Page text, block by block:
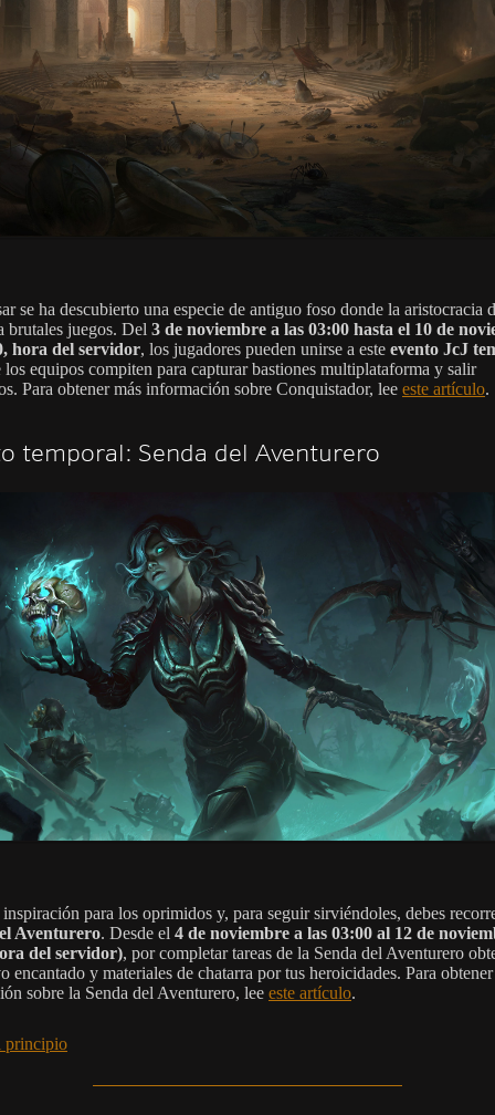
se ha descubierto una especie de antiguo foso donde la aristocracia
brutales juegos. Del 3 de noviembre a las 03:00 hasta el 10 de
hora del servidor, los jugadores pueden unirse a este evento JcJ
los equipos compiten para capturar bastiones multiplataforma y salir
Para obtener más información sobre Conquistador, lee este artículo.
temporal: Senda del Aventurero
inspiración para los oprimidos y, para seguir sirviéndoles, debes
Aventurero. Desde el 4 de noviembre a las 03:00 al 12 de
del servidor), por completar tareas de la Senda del Aventurero
encantado y materiales de chatarra por tus heroicidades. Para obtener
sobre la Senda del Aventurero, lee este artículo.
principio